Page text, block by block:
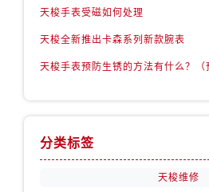
天梭手表受磁如何处理
天梭全新推出卡森系列新款腕表
分类标签
天梭维修